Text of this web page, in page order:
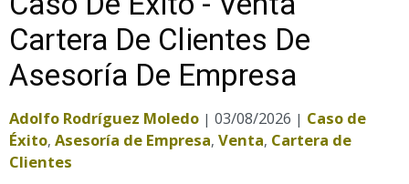
Cartera De Clientes De
Asesoría De Empresa
Adolfo Rodríguez Moledo | 03/08/2026 | Caso de
Éxito, Asesoría de Empresa, Venta, Cartera de
Clientes